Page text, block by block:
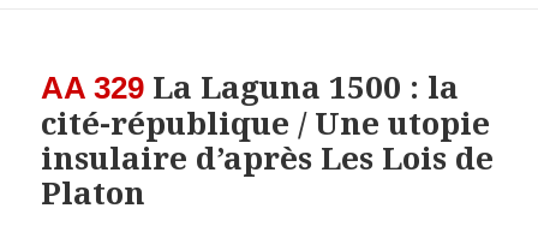
AA 329 La Laguna 1500 : la
cité-république / Une utopie
insulaire d’après Les Lois de
Platon